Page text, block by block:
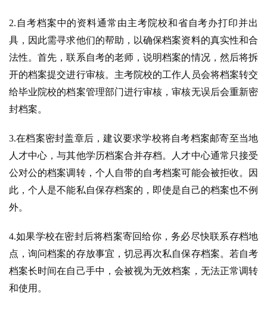
2.自考档案中的资料通常由主考院校和省自考办打印并出
具，因此需寻求他们的帮助，以确保档案资料的真实性和合
法性。首先，联系自考的老师，说明档案的情况，然后将拆
开的档案提交进行审核。主考院校的工作人员会将档案转交
给毕业院校的档案管理部门进行审核，审核无误后会重新密
封档案。
3.在档案密封盖章后，建议要求学校将自考档案邮寄至当地
人才中心，与其他学历档案合并存档。人才中心通常只接受
公对公的档案调转，个人自带的自考档案可能会被拒收。因
此，个人是不能私自保存档案的，即使是自己的档案也不例
外。
4.如果学校在密封后将档案寄回给你，务必尽快联系存档地
点，询问档案的存放事宜，切忌再次私自保存档案。若自考
档案长时间在自己手中，会被视为无效档案，无法正常调转
和使用。